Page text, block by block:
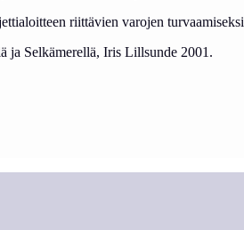
riittävien varojen
ja Selkämerellä, Iris Lillsunde 2001.